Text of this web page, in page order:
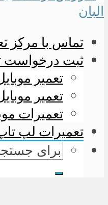
تماس با مرکز
ثبت درخواست
تعمیر
تعمیر
تعمیرات
تعمیرات لپ